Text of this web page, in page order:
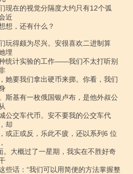
现在的视觉分隔度大约只有12个弧
近
想，还有什么？
得颇为尽兴。安很喜欢二进制算
埋
统计实验的工作――我们不太打听别
要我们拿出硬币来掷。你看，我们
斯基有一枚俄国银卢布，是他外叔公
公交车代币。安不要我的公交车代
却
或正或反，乐此不疲，还以系列6 位
。大概过了一星期，我实在不胜好奇
些话：“我们可以用简便的方法掌握整